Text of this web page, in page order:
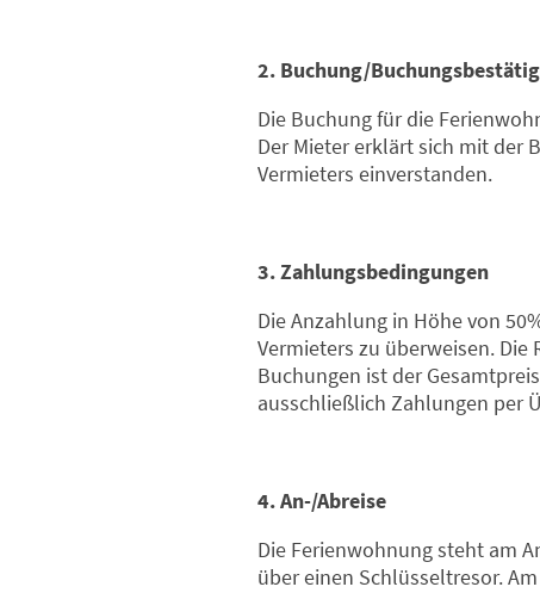
2. Buchung/
Die Buchung für die
Der Mieter erklärt sich mit der
Vermieters einverstanden.
3. Zahlungsbedingungen
Die Anzahlung in Höhe von
Vermieters zu überweisen. Die
Buchungen ist der
ausschließlich Zahlungen per
4. An-/Abreise
Die Ferienwohnung steht am
über einen Schlüsseltresor.